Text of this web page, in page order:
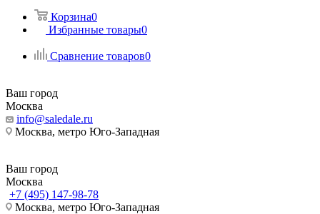
Корзина0
Избранные товары0
Сравнение товаров0
Ваш город
Москва
info@saledale.ru
Москва, метро Юго-Западная
Ваш город
Москва
+7 (495) 147-98-78
Москва, метро Юго-Западная